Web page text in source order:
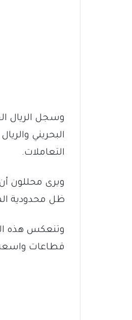
البحريني
التعاملات.
ويرى محللون
ظل محدودية
وتنعكس هذه
قطاعات واسعة